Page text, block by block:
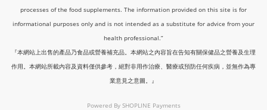
processes of the food supplements. The information provided on this site is for
informational purposes only and is not intended as a substitute for advice from your
health professional.”
『本網站上出售的產品乃食品或營養補充品。本網站之內容旨在告知有關保健品之營養及生理
作用。本網站所載內容及資料僅供參考，絕對非用作治療、醫療或預防任何疾病，並無作為專
業意見之意圖。』
Powered By SHOPLINE Payments